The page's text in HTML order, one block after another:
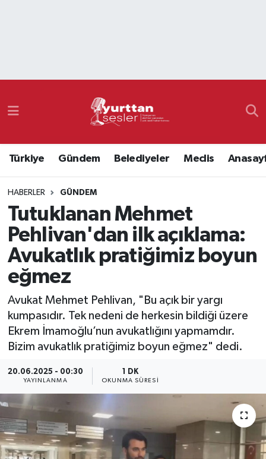
Türkiye Gündem Belediyeler Meclis
HABERLER GÜNDEM
Tutuklanan Mehmet
Pehlivan'dan ilk açıklama:
Avukatlık pratiğimiz boyun
eğmez
Avukat Mehmet Pehlivan, "Bu açık bir yargı
kumpasıdır. Tek nedeni de herkesin bildiği üzere
Ekrem İmamoğlu’nun avukatlığını yapmamdır.
Bizim avukatlık pratiğimiz boyun eğmez" dedi.
20.06.2025 - 00:30
YAYINLANMA
1 DK
OKUNMA SÜRESI
Namaz Vakitleri
Süper Lig Puan Durumu ve Fikstür
Tüm Manşetler
Son Dakika Haberleri
Haber Arşivi